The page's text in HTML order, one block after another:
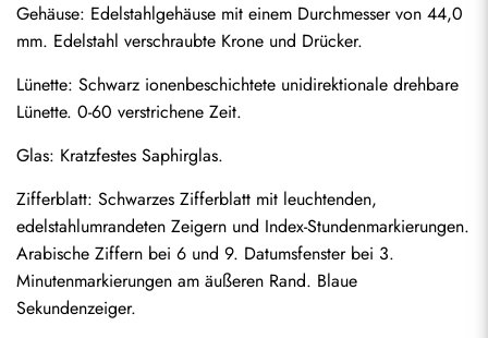
Gehäuse: Edelstahlgehäuse mit einem Durchmesser von 44,0
mm. Edelstahl verschraubte Krone und Drücker.
Lünette: Schwarz ionenbeschichtete unidirektionale drehbare
Lünette. 0-60 verstrichene Zeit.
Glas: Kratzfestes Saphirglas.
Zifferblatt: Schwarzes Zifferblatt mit leuchtenden,
edelstahlumrandeten Zeigern und Index-Stundenmarkierungen.
Arabische Ziffern bei 6 und 9. Datumsfenster bei 3.
Minutenmarkierungen am äußeren Rand. Blaue
Sekundenzeiger.